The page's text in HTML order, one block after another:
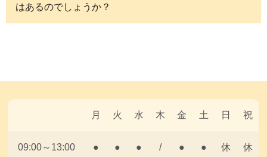
はあるのでしょうか？
月 火 水 木 金 土 日 祝
09:00～13:00 ● ● ● / ● ● 休 休